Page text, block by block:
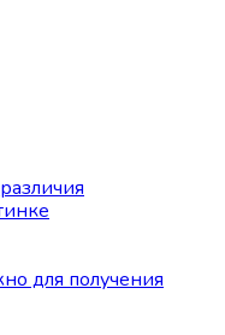
для получения